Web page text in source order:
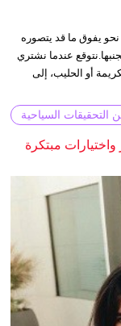
يفوق ما قد يتصوره
عندما نشتري
أو الحليب، إلى
التحقيقات السياحية
مبتكرة